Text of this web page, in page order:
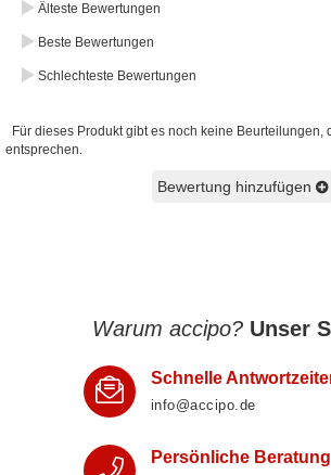
Älteste Bewertungen
Beste Bewertungen
Schlechteste Bewertungen
Für dieses Produkt gibt es noch keine Beurteilungen,
entsprechen.
Bewertung hinzufügen
Warum accipo? Unser
Schnelle
info@accipo.de
Persönliche Beratung